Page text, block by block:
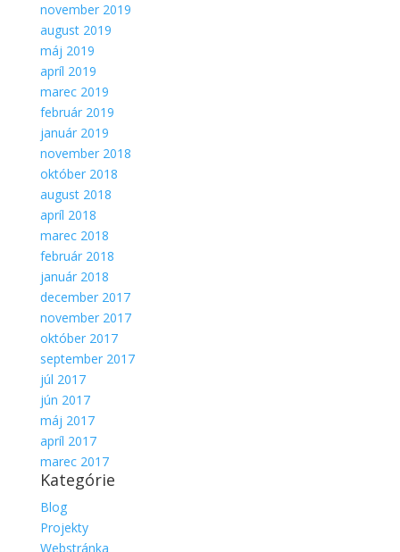
november 2019
august 2019
máj 2019
apríl 2019
marec 2019
február 2019
január 2019
november 2018
október 2018
august 2018
apríl 2018
marec 2018
február 2018
január 2018
december 2017
november 2017
október 2017
september 2017
júl 2017
jún 2017
máj 2017
apríl 2017
marec 2017
Kategórie
Blog
Projekty
Webstránka